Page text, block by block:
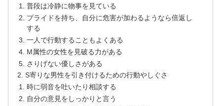
普段は冷静に物事を見ている
プライドを持ち、自分に危害が加わるようなら倍返し
する
一人で行動することもよくある
M属性の女性を見破る力がある
さりげない優しさがある
S寄りな男性を引き付けるための行動やしぐさ
時に弱音を吐いたり相談する
自分の意見をしっかりと言う